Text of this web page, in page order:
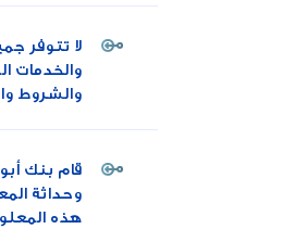
لا تتوفر
والخدمات
والشروط
قام بنك
وحداثة
هذه